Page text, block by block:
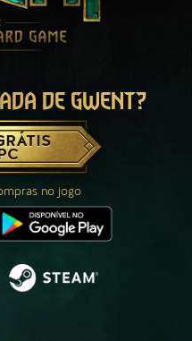
DE GWENT?
no jogo